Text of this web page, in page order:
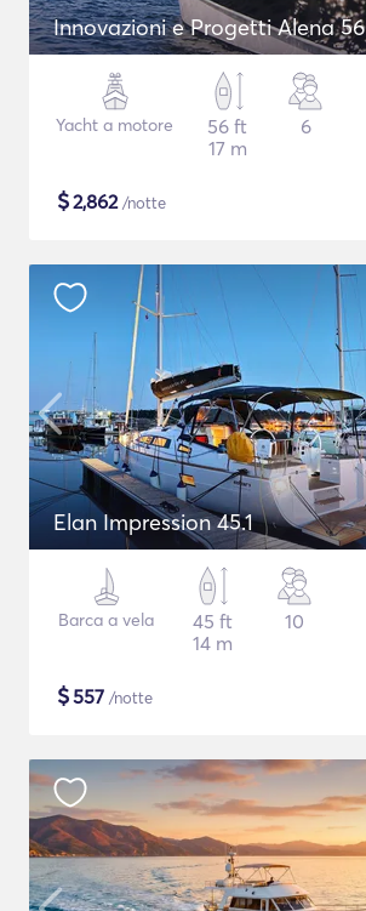
Innovazioni e Progetti Alena 56
Yacht a motore
56 ft
17 m
6
$2,862/notte
Elan Impression 45.1
Barca a vela
45 ft
14 m
10
$557 /notte